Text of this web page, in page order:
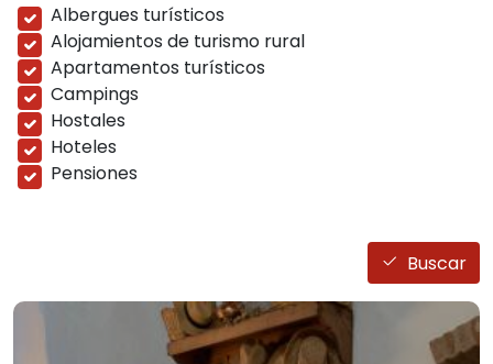
Albergues turísticos
Alojamientos de turismo rural
Apartamentos turísticos
Campings
Hostales
Hoteles
Pensiones
Buscar